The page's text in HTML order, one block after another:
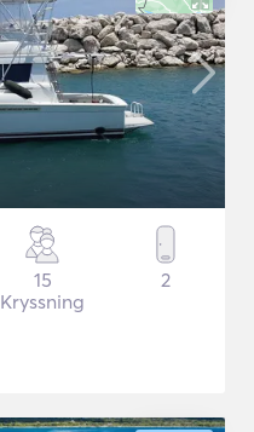
15
Kryssning
2